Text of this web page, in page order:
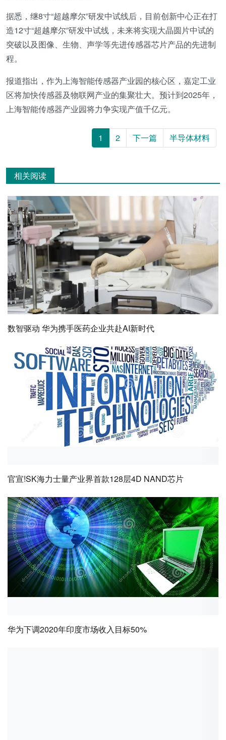
据悉，继8寸“超越摩尔”研发中试线后，目前创新中心正在打
造12寸“超越摩尔”研发中试线，未来将实现大晶圆片中试的
突破以及图像、生物、声学等先进传感器芯片产品的先进制
程。
报道指出，作为上海智能传感器产业园的核心区，嘉定工业
区将加快传感器及物联网产业的集聚壮大。预计到2025年，
上海智能传感器产业园将力争实现产值千亿元。
1 2 下一篇 半导体材料
相关阅读
数智驱动 华为携手医药企业共赴AI新时代
官宣!SK海力士量产业界首款128层4D NAND芯片
华为下调2020年印度市场收入目标50%